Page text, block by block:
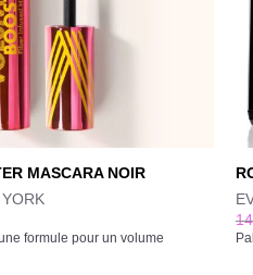
MASCARA NOIR
formule pour un volume